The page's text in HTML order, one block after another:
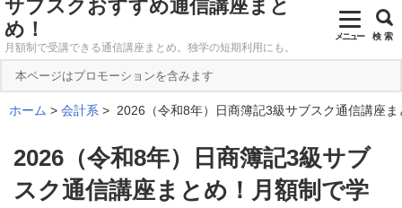
サブスクおすすめ通信講座まと
め！
月額制で受講できる通信講座まとめ。独学の短期利用にも。
メニュー 検 索
本ページはプロモーションを含みます
ホーム 会計系 2026（令和8年）日商簿記3級サブスク通信講座
2026（令和8年）日商簿記3級サブ
スク通信講座まとめ！月額制で学